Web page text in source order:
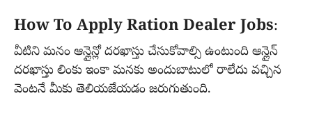
How To Apply Ration Dealer Jobs:
వీటిని మనం ఆన్లైన్లో దరఖాస్తు చేసుకోవాల్సి ఉంటుంది ఆన్లైన్
దరఖాస్తు లింకు ఇంకా మనకు అందుబాటులో రాలేదు వచ్చిన
వెంటనే మీకు తెలియజేయడం జరుగుతుంది.